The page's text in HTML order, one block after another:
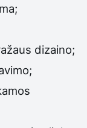
dizaino;